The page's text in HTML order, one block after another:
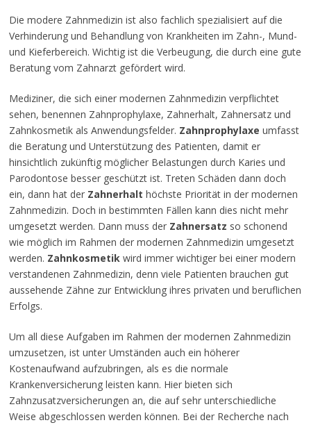
Die modere Zahnmedizin ist also fachlich spezialisiert auf die
Verhinderung und Behandlung von Krankheiten im Zahn-, Mund-
und Kieferbereich. Wichtig ist die Verbeugung, die durch eine gute
Beratung vom Zahnarzt gefördert wird.
Mediziner, die sich einer modernen Zahnmedizin verpflichtet
sehen, benennen Zahnprophylaxe, Zahnerhalt, Zahnersatz und
Zahnkosmetik als Anwendungsfelder. Zahnprophylaxe umfasst
die Beratung und Unterstützung des Patienten, damit er
hinsichtlich zukünftig möglicher Belastungen durch Karies und
Parodontose besser geschützt ist. Treten Schäden dann doch
ein, dann hat der Zahnerhalt höchste Priorität in der modernen
Zahnmedizin. Doch in bestimmten Fällen kann dies nicht mehr
umgesetzt werden. Dann muss der Zahnersatz so schonend
wie möglich im Rahmen der modernen Zahnmedizin umgesetzt
werden. Zahnkosmetikwird immer wichtiger bei einer modern
verstandenen Zahnmedizin, denn viele Patienten brauchen gut
aussehende Zähne zur Entwicklung ihres privaten und beruflichen
Erfolgs.
Um all diese Aufgaben im Rahmen der modernen Zahnmedizin
umzusetzen, ist unter Umständen auch ein höherer
Kostenaufwand aufzubringen, als es die normale
Krankenversicherung leisten kann. Hier bieten sich
Zahnzusatzversicherungen an, die auf sehr unterschiedliche
Weise abgeschlossen werden können. Bei der Recherche nach